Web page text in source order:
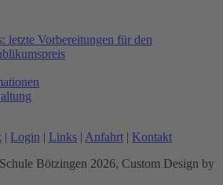
letzte Vorbereitungen für den
| Login | Links | Anfahrt | Kontakt
Bötzingen 2026, Custom Design by